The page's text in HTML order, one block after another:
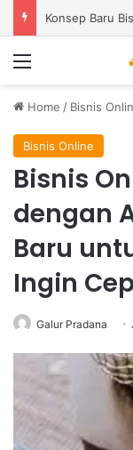
Home / Bisnis
Bisnis Online
Bisnis
dengan
Baru
Ingin
Galur Pradana